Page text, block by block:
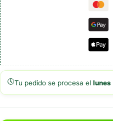
🕔Tu pedido se procesa el lunes